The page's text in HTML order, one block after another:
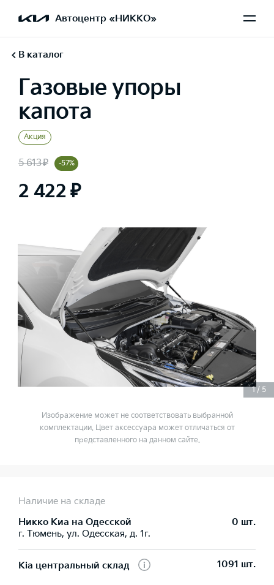
Автоцентр «НИККО»
В каталог
Газовые упоры
капота
Акция
5 613 ₽ -57%
2 422 ₽
1/ 5
Изображение может не соответствовать выбранной
комплектации. Цвет аксессуара может отличаться от
представленного на данном сайте.
Наличие на складе
Никко Kиа на Одесской
г. Тюмень, ул. Одесская, д. 1г.
0 шт.
Kia центральный склад 1091 шт.